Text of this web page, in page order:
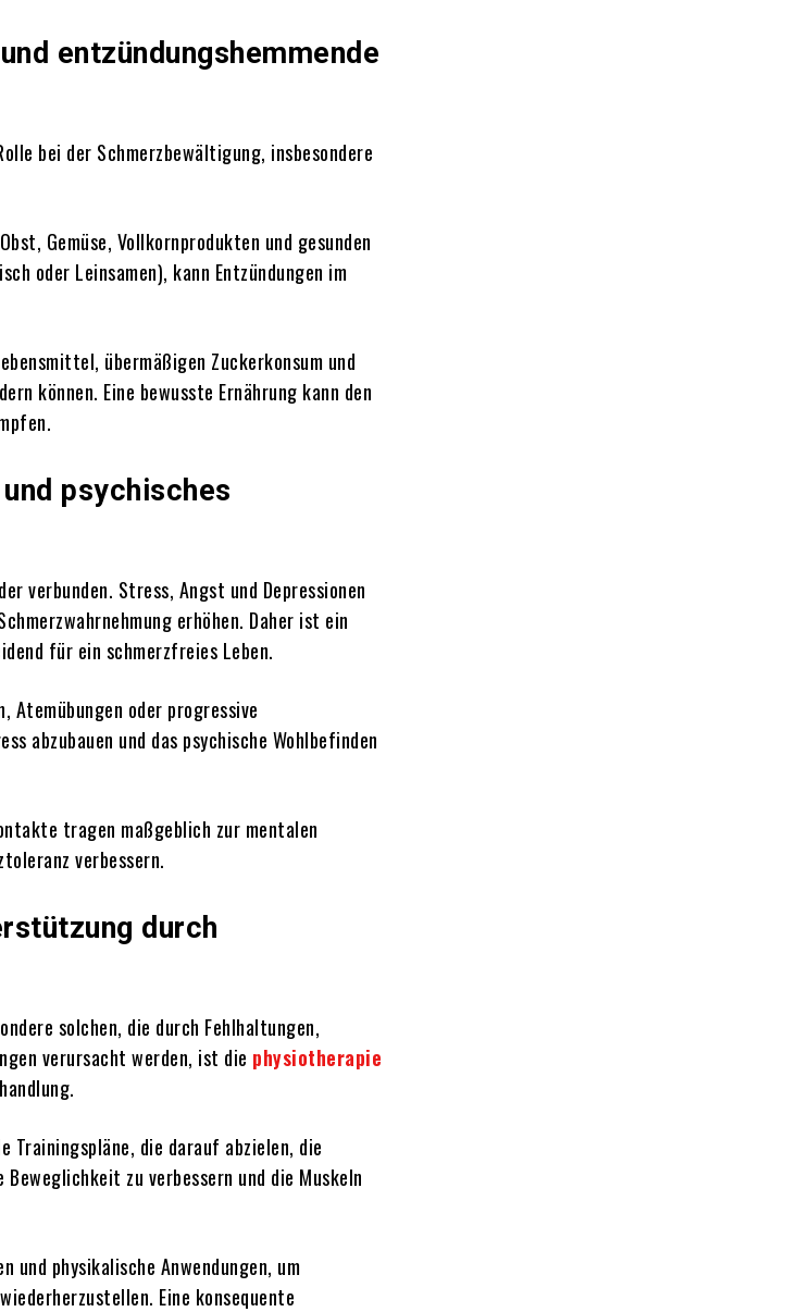
entzündungshemmende
bei der Schmerzbewältigung, insbesondere
Gemüse, Vollkornprodukten und gesunden
oder Leinsamen), kann Entzündungen im
übermäßigen Zuckerkonsum und
können. Eine bewusste Ernährung kann den
psychisches
verbunden. Stress, Angst und Depressionen
erhöhen. Daher ist ein
für ein schmerzfreies Leben.
Atemübungen oder progressive
abzubauen und das psychische Wohlbefinden
tragen maßgeblich zur mentalen
verbessern.
durch
solchen, die durch Fehlhaltungen,
verursacht werden, ist die physiotherapie
Trainingspläne, die darauf abzielen, die
Beweglichkeit zu verbessern und die Muskeln
und physikalische Anwendungen, um
Eine konsequente